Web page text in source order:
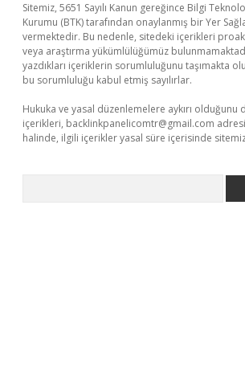
Sitemiz, 5651 Sayılı Kanun gereğince Bilgi
Kurumu (BTK) tarafından onaylanmış bir Yer
vermektedir. Bu nedenle, sitedeki içerikleri
veya araştırma yükümlülüğümüz
yazdıkları içeriklerin sorumluluğunu taşımakta
bu sorumluluğu kabul etmiş sayılırlar.
Hukuka ve yasal düzenlemelere aykırı olduğunu
içerikleri, backlinkpanelicomtr@gmail.com
halinde, ilgili içerikler yasal süre içerisinde